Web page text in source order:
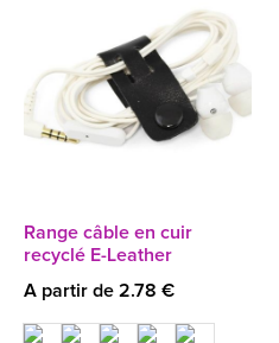
Range câble en cuir
recyclé E-Leather
A partir de 2.78 €